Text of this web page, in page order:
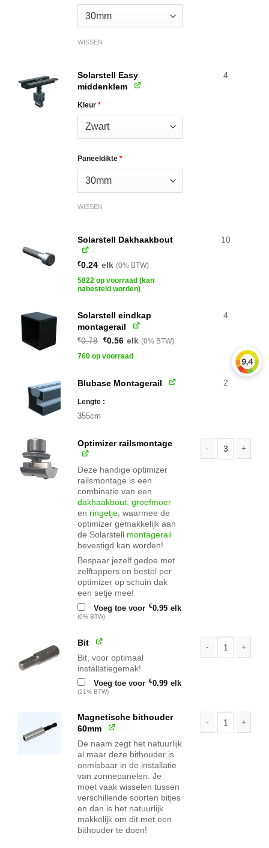
WISSEN
Solarstell Easy
middenklem
Kleur*
Paneeldikte*
WISSEN
4
Solarstell Dakhaakbout
€0.24 elk (0% BTW)
5822 op voorraad (kan
nabesteld worden)
10
Solarstell eindkap
montagerail
€0.78 Oorspronkelijke
was:
€0.56Huidige
is:
elk (0% BTW)
760 op voorraad
4
Blubase Montagerail
Lengte
355cm
2
Optimizer railsmontage
Deze handige optimizer
railsmontage is een
combinatie van een
dakhaakbout ,groefmoer
en ringetje , waarmee de
optimizer gemakkelijk aan
de Solarstell montagerail
bevestigd kan worden!
Bespaar jezelf gedoe met
zelftappers en bestel per
optimizer op schuin dak
een setje mee!
Voeg toe voor €0.95 elk
(0% BTW)
Bit
Bit, voor optimaal
installatiegemak!
Voeg toe voor €0.99 elk
(21% BTW)
Magnetische bithouder
60mm
De naam zegt het natuurlijk
al maar deze bithouder is
onmisbaar in de installatie
van zonnepanelen. Je
moet vaak wisselen tussen
verschillende soorten bitjes
en dan is het natuurlijk
makkelijk om dit met een
bithouder te doen!